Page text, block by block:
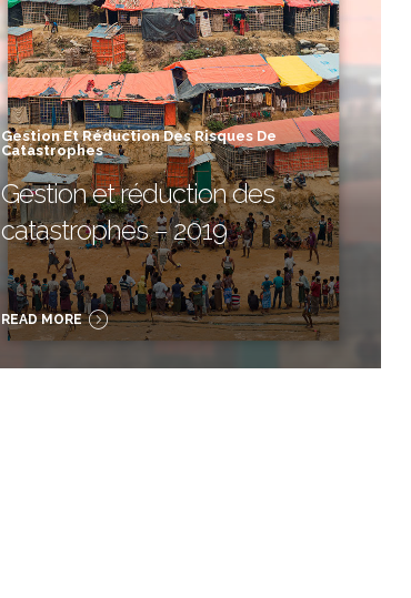
Gestion Et Réduction Des Risques De
Catastrophes
Gestion et réduction des
catastrophes – 2019
READ MORE